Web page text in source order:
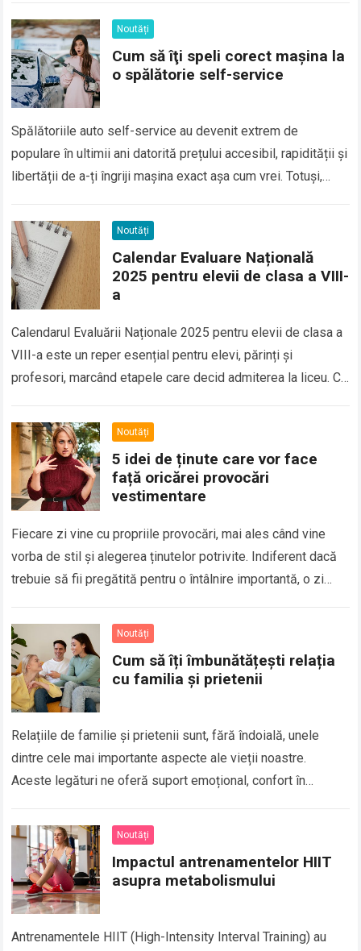
Noutăți
Cum să îţi speli corect maşina la
o spălătorie self-service
Spălătoriile auto self-service au devenit extrem de
populare în ultimii ani datorită prețului accesibil, rapidității și
libertății de a-ți îngriji mașina exact așa cum vrei. Totuși,
Noutăți
Calendar Evaluare Națională
2025 pentru elevii de clasa a VIII-
a
Calendarul Evaluării Naționale 2025 pentru elevii de clasa a
VIII-a este un reper esențial pentru elevi, părinți și
profesori, marcând etapele care decid admiterea la liceu. Cu
Noutăți
5 idei de ținute care vor face
față oricărei provocări
vestimentare
Fiecare zi vine cu propriile provocări, mai ales când vine
vorba de stil și alegerea ținutelor potrivite. Indiferent dacă
trebuie să fii pregătită pentru o întâlnire importantă, o zi
Noutăți
Cum să îți îmbunătățești relația
cu familia și prietenii
Relațiile de familie și prietenii sunt, fără îndoială, unele
dintre cele mai importante aspecte ale vieții noastre.
Aceste legături ne oferă suport emoțional, confort în
Noutăți
Impactul antrenamentelor HIIT
asupra metabolismului
Antrenamentele HIIT (High-Intensity Interval Training) au